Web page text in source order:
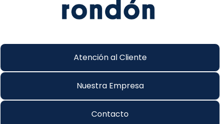
Atención al Cliente
Nuestra Empresa
Contacto